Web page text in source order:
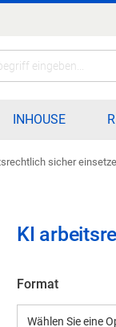
INHOUSE
sicher
KI
Format